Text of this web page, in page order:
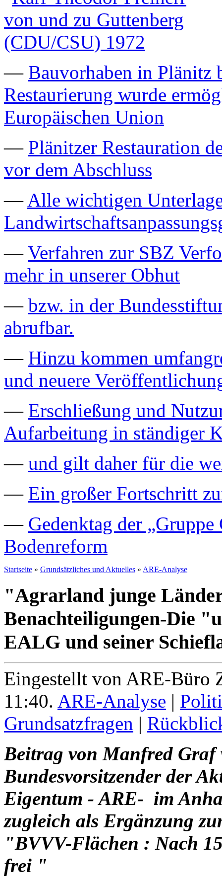
— Bauvorhaben in Plänitz
Restaurierung wurde
Europäischen Union
— Plänitzer Restauration
vor dem Abschluss
—Alle wichtigen
—Verfahren zur SBZ
mehr in unserer Obhut
— bzw. in der
abrufbar.
— Hinzu kommen
und neuere
— Erschließung und
Aufarbeitung in ständiger
— und gilt daher für die
— Ein großer Fortschritt
— Gedenktag der
Bodenreform
Startseite » Grundsätzliches und Aktuelles » ARE-Analyse
"Agrarland junge
Benachteiligungen-Die
EALG und seiner
Eingestellt von ARE-Büro
11:40. ARE-Analyse |
Grundsatzfragen |
Beitrag von Manfred Graf
Bundesvorsitzender der
Eigentum - ARE- im
zugleich als Ergänzung
"BVVV-Flächen : Nach
frei "